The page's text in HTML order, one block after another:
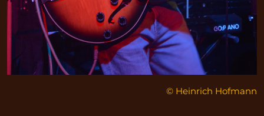
© Heinrich Hofmann